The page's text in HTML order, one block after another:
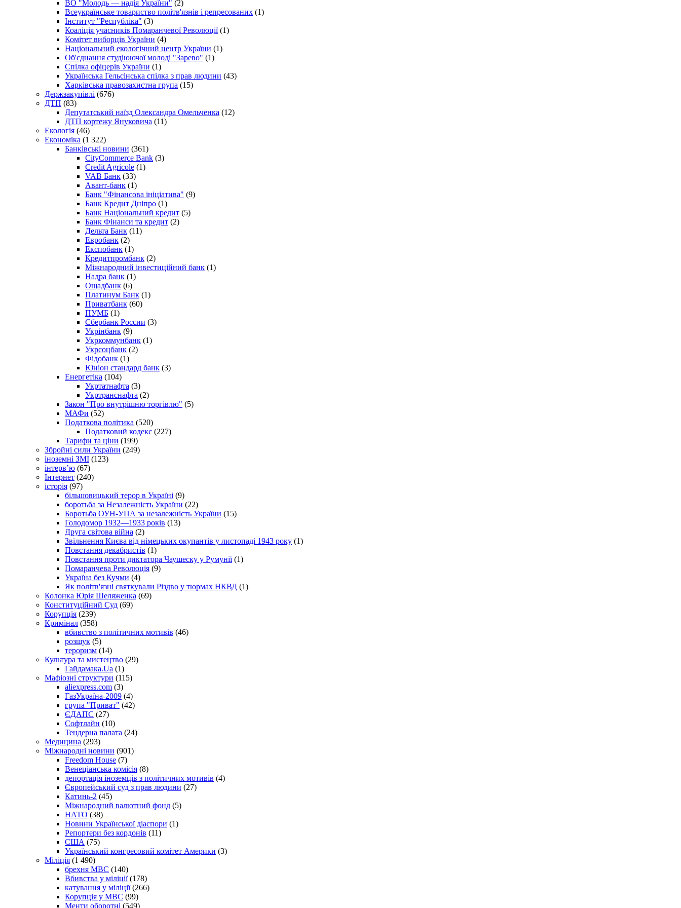
ВО "Молодь — надія України" (2)
Всеукраїнське товариство політв'язнів і репресованих (1)
Інститут "Республіка" (3)
Коаліція учасників Помаранчевої Революції(1)
Комітет виборців України (4)
Національний екологічний центр України (1)
Об'єднання студіюючої молоді "Зарево" (1)
Спілка офіцерів України (1)
Українська Гельсінська спілка з прав людини (43)
Харківська правозахистна група (15)
Держзакупівлі (676)
ДТП (83)
Депутатський наїзд Олександра Омельченка (12)
ДТП кортежу Януковича (11)
Екологія (46)
Економіка (1 322)
Банківські новини (361)
CityCommerce Bank (3)
Credit Agricole (1)
VAB Банк (33)
Авант-банк (1)
Банк "Фінансова ініціатива" (9)
Банк Кредит Дніпро (1)
Банк Національний кредит (5)
Банк Фінанси та кредит (2)
Дельта Банк (11)
Евробанк (2)
Експобанк (1)
Кредитпромбанк (2)
Міжнародний інвестиційний банк (1)
Надра банк (1)
Ощадбанк (6)
Платинум Банк (1)
Приватбанк (60)
ПУМБ (1)
Сбербанк России (3)
Укрінбанк (9)
Укркоммунбанк (1)
Укрсоцбанк (2)
Фідобанк (1)
Юніон стандард банк (3)
Енергетіка (104)
Укртатнафта (3)
Укртранснафта (2)
Закон "Про внутрішню торгівлю" (5)
МАФи (52)
Податкова політика (520)
Податковий кодекс (227)
Тарифи та ціни (199)
Збройні сили України (249)
іноземні ЗМІ (123)
інтерв’ю (67)
Інтернет (240)
історія (97)
більшовицький терор в Україні (9)
боротьба за Незалежність України (22)
Боротьба ОУН-УПА за незалежність України (15)
Голодомор 1932—1933 років (13)
Друга світова війна (2)
Звільнення Києва від німецьких окупантів у листопаді 1943 року (1)
Повстання декабристів (1)
Повстання проти диктатора Чаушеску у Румунії(1)
Помаранчева Революція (9)
Україна без Кучми (4)
Як політв'язні святкували Різдво у тюрмах НКВД (1)
Колонка Юрія Шеляженка (69)
Конституційний Суд (69)
Корупція (239)
Кримінал (358)
вбивство з політичних мотивів (46)
розшук (5)
тероризм (14)
Культура та мистецтво (29)
Гайдамака.Ua (1)
Мафіозні структури (115)
aliexpress.com (3)
ГазУкраїна-2009 (4)
група "Приват" (42)
ЄДАПС (27)
Софтлайн (10)
Тендерна палата (24)
Медицина (293)
Міжнародні новини (901)
Freedom House (7)
Венеціанська комісія (8)
депортація іноземців з політичних мотивів (4)
Європейський суд з прав людини (27)
Катинь-2 (45)
Міжнародний валютний фонд (5)
НАТО (38)
Новини Української діаспори (1)
Репортери без кордонів (11)
США (75)
Український конгресовий комітет Америки (3)
Міліція (1 490)
брехня МВС (140)
Вбивства у міліції(178)
катування у міліції(266)
Корупція у МВС (99)
Менти оборотні (549)